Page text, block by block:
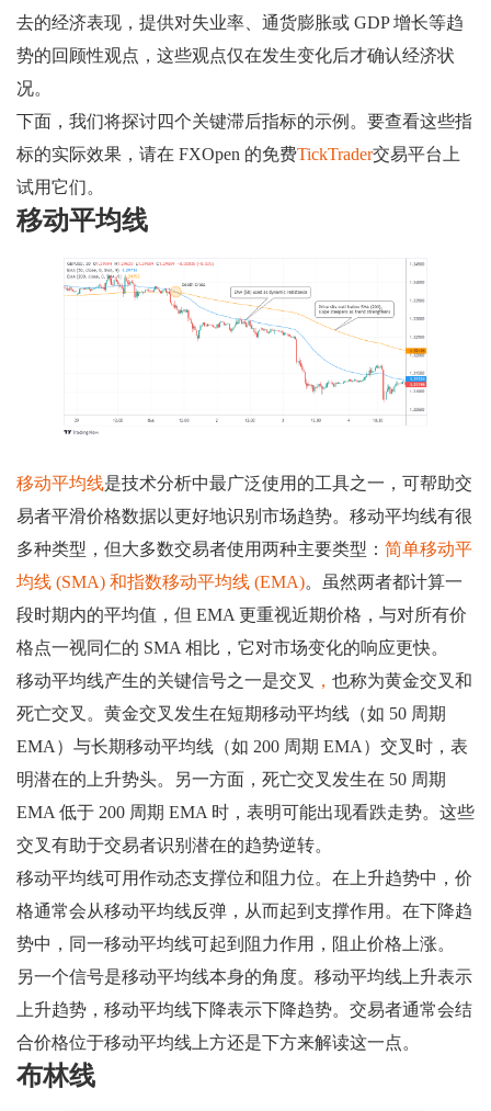
去的经济表现，提供对失业率、通货膨胀或 GDP 增长等趋
势的回顾性观点，这些观点仅在发生变化后才确认经济状
况。
下面，我们将探讨四个关键滞后指标的示例。要查看这些指
标的实际效果，请在 FXOpen 的免费TickTrader交易平台上
试用它们。
移动平均线
移动平均线是技术分析中最广泛使用的工具之一，可帮助交
易者平滑价格数据以更好地识别市场趋势。移动平均线有很
多种类型，但大多数交易者使用两种主要类型： 简单移动平
均线 (SMA) 和指数移动平均线 (EMA)。虽然两者都计算一
段时期内的平均值，但 EMA 更重视近期价格，与对所有价
格点一视同仁的 SMA 相比，它对市场变化的响应更快。
移动平均线产生的关键信号之一是交叉
， 也称为黄金交叉和
死亡交叉。黄金交叉发生在短期移动平均线（如 50 周期
EMA）与长期移动平均线（如 200 周期 EMA）交叉时，表
明潜在的上升势头。另一方面，死亡交叉发生在 50 周期
EMA 低于 200 周期 EMA 时，表明可能出现看跌走势。这些
交叉有助于交易者识别潜在的趋势逆转。
移动平均线可用作动态支撑位和阻力位。在上升趋势中，价
格通常会从移动平均线反弹，从而起到支撑作用。在下降趋
势中，同一移动平均线可起到阻力作用，阻止价格上涨。
另一个信号是移动平均线本身的角度。移动平均线上升表示
上升趋势，移动平均线下降表示下降趋势。交易者通常会结
合价格位于移动平均线上方还是下方来解读这一点。
布林线